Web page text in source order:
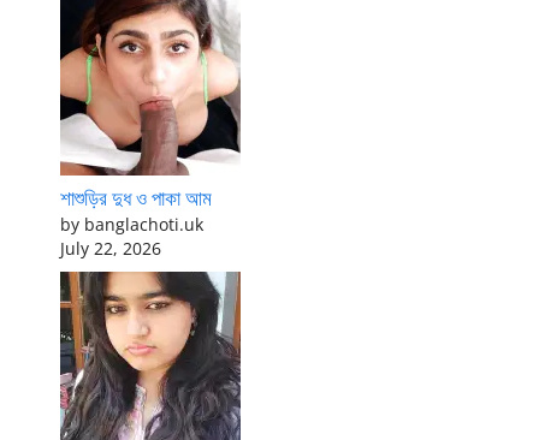
শাশুড়ির দুধ ও পাকা আম
by banglachoti.uk
July 22, 2026